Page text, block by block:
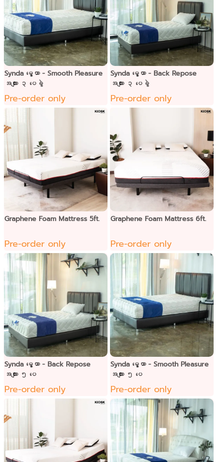
Synda မွေ့ယာ - Smooth Pleasure
အလျား ၃ ပေခွဲ
Pre-order only
Synda မွေ့ယာ - Back Repose
အလျား ၃ ပေခွဲ
Pre-order only
Graphene Foam Mattress 5ft.
Pre-order only
Graphene Foam Mattress 6ft.
Pre-order only
Synda မွေ့ယာ - Back Repose
အလျား ၅ ပေ
Pre-order only
Synda မွေ့ယာ - Smooth Pleasure
အလျား ၅ ပေ
Pre-order only